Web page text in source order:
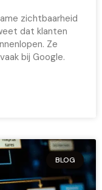
zichtbaarheid
dat klanten
Ze
bij Google.
BLOG